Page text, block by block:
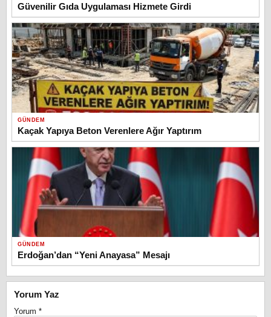
Güvenilir Gıda Uygulaması Hizmete Girdi
GÜNDEM
Kaçak Yapıya Beton Verenlere Ağır Yaptırım
GÜNDEM
Erdoğan’dan “Yeni Anayasa” Mesajı
Yorum Yaz
Yorum *